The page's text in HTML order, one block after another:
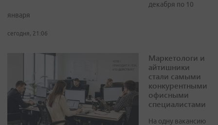
декабря по 10
января
сегодня, 21:06
Маркетологи и
айтишники
стали самыми
конкурентными
офисными
специалистами
На одну вакансию